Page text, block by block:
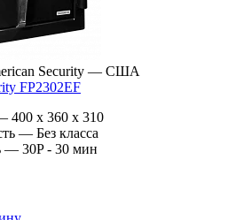
Security — США
FP2302EF
400 x 360 x 310
— Без класса
— 30P - 30 мин